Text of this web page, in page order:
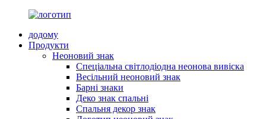
додому
Продукти
Неоновий знак
Спеціальна світлодіодна неонова вивіска
Весільний неоновий знак
Барні знаки
Деко знак спальні
Спальня декор знак